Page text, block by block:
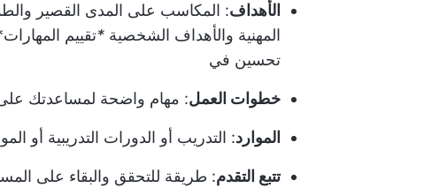
الأهداف: المكاسب على المدى القصير
المهنية والأهداف الشخصية *تقييم
تحسين في
خطوات العمل: مهام واضحة لمساعدتك على
الموارد: التدريب أو الدورات التدريبية أو
تتبع التقدم: طريقة للتحقق والبقاء على